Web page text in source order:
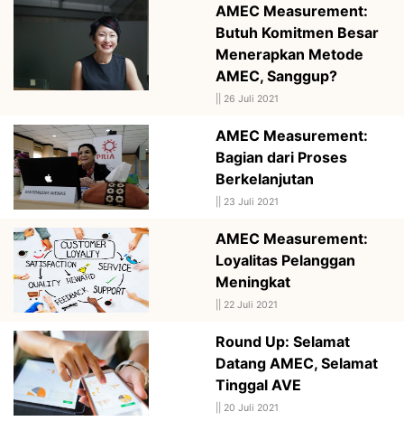
AMEC Measurement:
Butuh Komitmen Besar
Menerapkan Metode
AMEC, Sanggup?
26 Juli 2021
AMEC Measurement:
Bagian dari Proses
Berkelanjutan
23 Juli 2021
AMEC Measurement:
Loyalitas Pelanggan
Meningkat
22 Juli 2021
Round Up: Selamat
Datang AMEC, Selamat
Tinggal AVE
20 Juli 2021